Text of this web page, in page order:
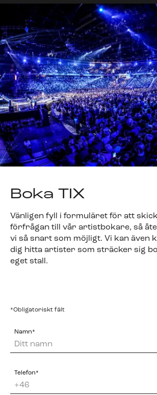
Boka TIX
Vänligen fyll i formuläret för att
förfrågan till vår artistbokare, så
vi så snart som möjligt. Vi kan även
dig hitta artister som sträcker sig
eget stall.
*Obligatoriskt fält
Namn*
Telefon*